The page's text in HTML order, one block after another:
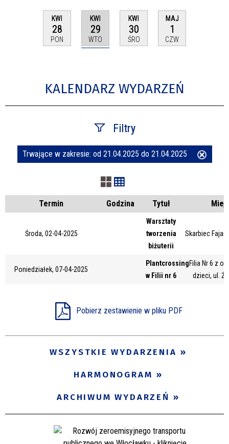
KWI
28
PON
KWI
29
WTO
KWI
30
ŚRO
MAJ
1
CZW
KALENDARZ WYDARZEŃ
Filtry
Szukana fraza
Kategoria
Trwające w zakresie
Trwające w zakresie: od 21.04.2025 do 21.04.2025
Termin Godzina Tytuł
Środa, 02-04-2025
Warsztaty
tworzenia
biżuterii
Skarbiec
Poniedziałek, 07-04-2025
Plantcrossing
w Filii nr 6
Filia Nr 6 z
dzieci, ul.
Pobierz zestawienie w pliku PDF
WSZYSTKIE WYDARZENIA
HARMONOGRAM
ARCHIWUM WYDARZEŃ